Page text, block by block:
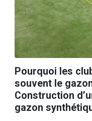
Pourquoi les
souvent le
Construction
gazon